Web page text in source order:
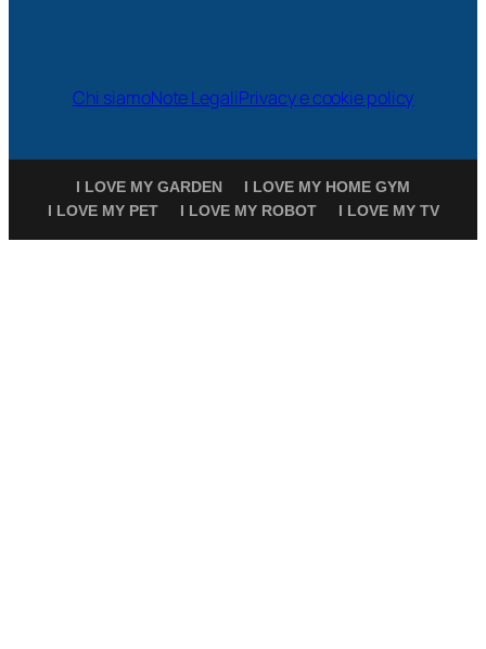
Chi siamoNote LegaliPrivacy e cookie policy
I LOVE MY GARDEN
I LOVE MY HOME GYM
I LOVE MY PET
I LOVE MY ROBOT I LOVE MY TV